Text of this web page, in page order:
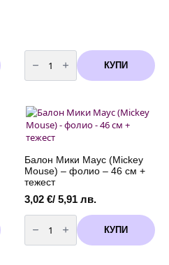
количество
за
Топери
за
Сърца
-
10
броя
КУПИ
Балон Мики Маус (Mickey
Mouse) – фолио – 46 см +
тежест
3,02 €/ 5,91 лв.
количество
за
Балон
Мики
КУПИ